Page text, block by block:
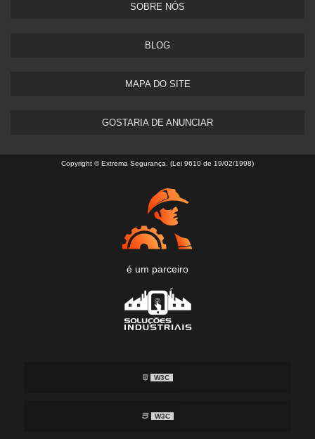
SOBRE NÓS
BLOG
MAPA DO SITE
GOSTARIA DE ANUNCIAR
Copyright © Extrema Segurança. (Lei 9610 de 19/02/1998)
é um parceiro
W3C
W3C